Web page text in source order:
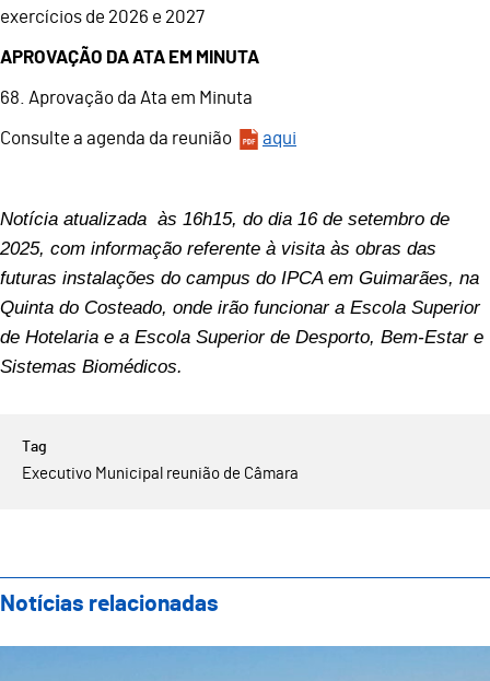
exercícios de 2026 e 2027
APROVAÇÃO DA ATA EM MINUTA
68. Aprovação da Ata em Minuta
Consulte a agenda da reunião aqui
Notícia atualizada às 16h15, do dia 16 de setembro de
2025, com informação referente à visita às obras das
futuras instalações do campus do IPCA em Guimarães, na
Quinta do Costeado, onde irão funcionar a Escola Superior
de Hotelaria e a Escola Superior de Desporto, Bem-Estar e
Sistemas Biomédicos.
Executivo Municipal reunião de Câmara
Notícias relacionadas